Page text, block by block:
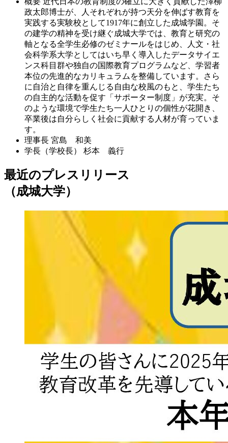
政太郎博士が、人それぞれが持つ天分を伸ばす教育を
実践する実験校として1917年に創立した成城学園。そ
の建学の精神を受け継ぐ成城大学では、教育と研究の
軸となる全学生必修のゼミナールをはじめ、人文・社
会科学系大学としてはいち早く導入したデータサイエ
ンス科目群や独自の国際教育プログラムなど、学習者
本位の先進的なカリキュラムを整備しています。さら
に自治と自律を重んじる自由な校風のもと、学生たち
の自主的な活動を促す「サポーター制度」が充実。そ
のような環境で学生たち一人ひとりの個性が花開き、
卒業後は自分らしく社会に貢献する人材が育っていま
す。
理事長 宮島 和美
学長（学校長）
杉本 義行
最近のプレスリリース
（成城大学）